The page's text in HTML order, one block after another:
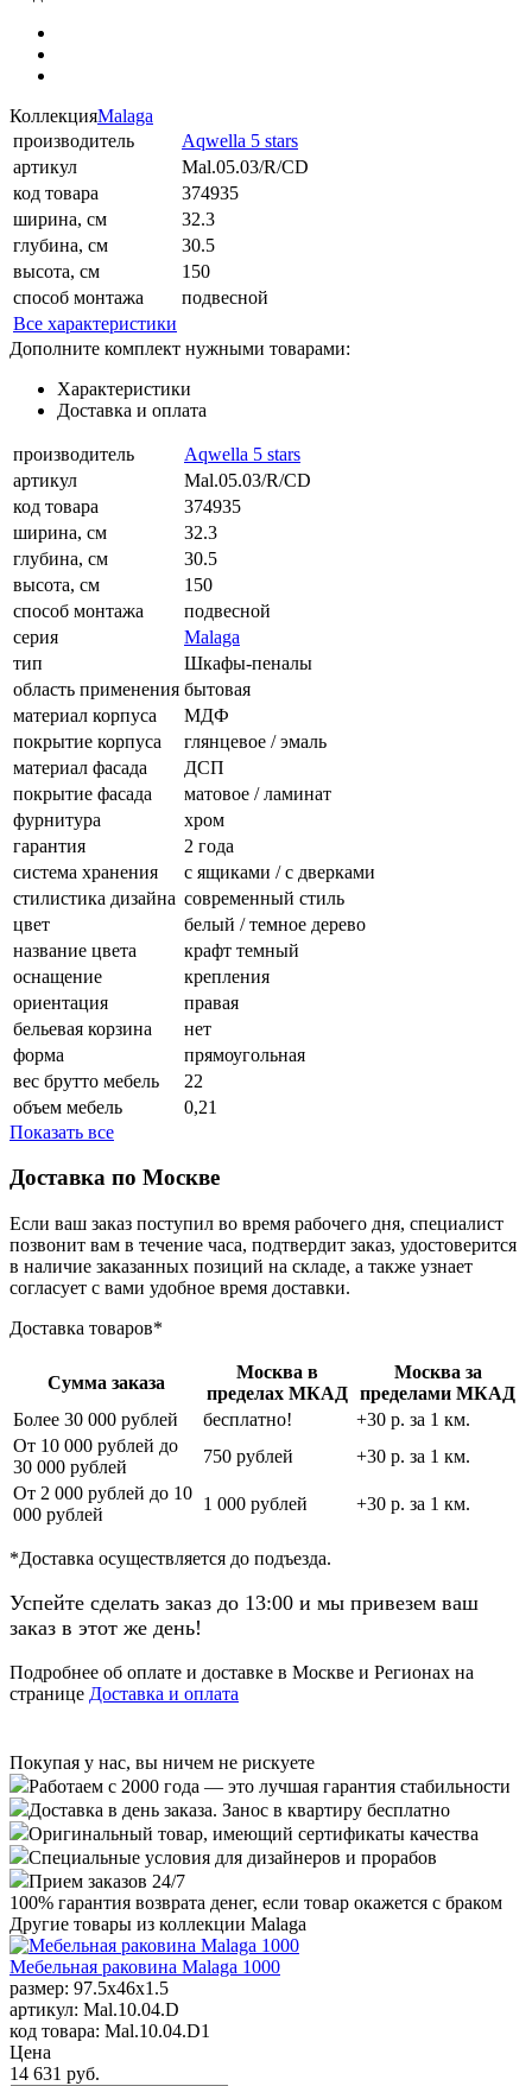
КоллекцияMalaga
производитель
Aqwella 5 stars
артикул
Mal.05.03/R/CD
код товара
374935
ширина, см
32.3
глубина, см
30.5
высота, см
150
способ монтажа
подвесной
Все характеристики
Дополните комплект нужными товарами:
Характеристики
Доставка и оплата
производитель
Aqwella 5 stars
артикул
Mal.05.03/R/CD
код товара
374935
ширина, см
32.3
глубина, см
30.5
высота, см
150
способ монтажа
подвесной
серия
Malaga
тип
Шкафы-пеналы
область применения бытовая
материал корпуса
МДФ
покрытие корпуса
глянцевое / эмаль
материал фасада
ДСП
покрытие фасада
матовое / ламинат
фурнитура
хром
гарантия
2 года
система хранения
с ящиками / с дверками
стилистика дизайна современный стиль
цвет
белый / темное дерево
название цвета
крафт темный
оснащение
крепления
ориентация
правая
бельевая корзина
нет
форма
прямоугольная
вес брутто мебель
22
объем мебель
0,21
Показать все
Доставка по Москве
Если ваш заказ поступил во время рабочего дня, специалист
позвонит вам в течение часа, подтвердит заказ, удостоверится
в наличие заказанных позиций на складе, а также узнает
согласует с вами удобное время доставки.
Доставка товаров*
Сумма заказа
Москва в
пределах МКАД
Москва за
пределами МКАД
Более 30 000 рублей
бесплатно!
+30 р. за 1 км.
От 10 000 рублей до
30 000 рублей
750 рублей
+30 р. за 1 км.
От 2 000 рублей до 10
000 рублей
1 000 рублей +30 р. за 1 км.
*Доставка осуществляется до подъезда.
Успейте сделать заказ до 13:00 и мы привезем ваш
заказ в этот же день!
Подробнее об оплате и доставке в Москве и Регионах на
странице Доставка и оплата
Покупая у нас, вы ничем не рискуете
Работаем с 2000 года — это лучшая гарантия стабильности
Доставка в день заказа. Занос в квартиру бесплатно
Оригинальный товар, имеющий сертификаты качества
Специальные условия для дизайнеров и прорабов
Прием заказов 24/7
100% гарантия возврата денег, если товар окажется с браком
Другие товары из коллекции Malaga
Мебельная раковина Malaga 1000
размер: 97.5x46x1.5
артикул: Mal.10.04.D
код товара: Mal.10.04.D1
Цена
14 631 руб.